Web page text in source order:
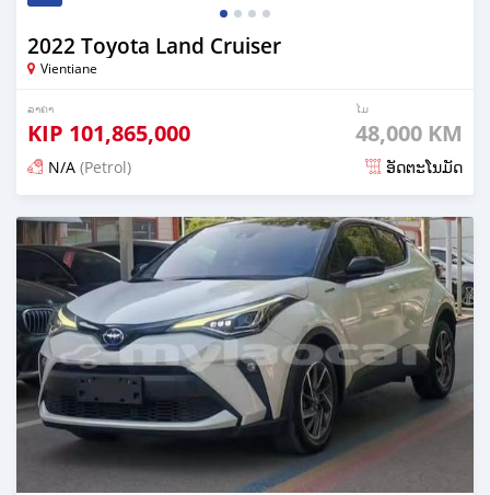
2022 Toyota Land Cruiser
Vientiane
ລາຄາ
KIP 101,865,000
ໄມ
48,000 KM
N/A (Petrol) ອັດຕະໂນມັດ
ໂພດ 17 ມື້ ກ່ອນ ໜ້າ ນີ້